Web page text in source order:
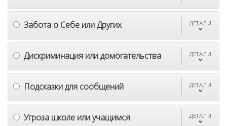
Забота о Себе или Других ДЕТАЛИ
Дискриминация или домогательства ДЕТАЛИ
Подсказки для сообщений ДЕТАЛИ
Угроза школе или учащимся ДЕТАЛИ